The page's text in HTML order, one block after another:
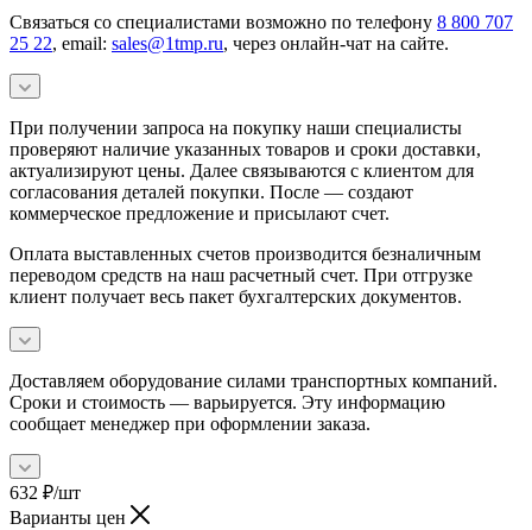
Связаться со специалистами возможно по телефону 8 800 707
25 22, email: sales@1tmp.ru, через онлайн-чат на сайте.
При получении запроса на покупку наши специалисты
проверяют наличие указанных товаров и сроки доставки,
актуализируют цены. Далее связываются с клиентом для
согласования деталей покупки. После — создают
коммерческое предложение и присылают счет.
Оплата выставленных счетов производится безналичным
переводом средств на наш расчетный счет. При отгрузке
клиент получает весь пакет бухгалтерских документов.
Доставляем оборудование силами транспортных компаний.
Сроки и стоимость — варьируется. Эту информацию
сообщает менеджер при оформлении заказа.
632 ₽/шт
Варианты цен